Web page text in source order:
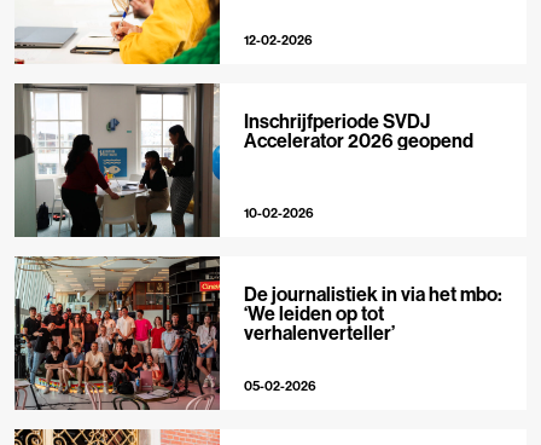
12-02-2026
Inschrijfperiode SVDJ
Accelerator 2026 geopend
10-02-2026
De journalistiek in via het mbo:
‘We leiden op tot
verhalenverteller’
05-02-2026